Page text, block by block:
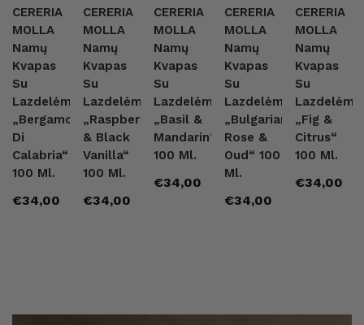
MOLLA
CERERIA
MOLLA
Namų
Kvapas
Su
Lazdelėmis
„Bergamotto
Di
Calabria“
100 Ml.
Įprasta
€34,00
MOLLA
CERERIA
MOLLA
Namų
Kvapas
Su
Lazdelėmis
„Raspberry
& Black
Vanilla“
100 Ml.
Įprasta
€34,00
MOLLA
CERERIA
MOLLA
Namų
Kvapas
Su
Lazdelėmis
„Basil &
Mandarin“
100 Ml.
Įprasta
€34,00
MOLLA
CERERIA
MOLLA
Namų
Kvapas
Su
Lazdelėmis
„Bulgarian
Rose &
Oud“ 100
Ml.
Įprasta
€34,00
MOLLA
CERERIA
MOLLA
Namų
Kvapas
Su
Lazdelėmis
„Fig &
Citrus“
100 Ml.
Įprasta
€34,00